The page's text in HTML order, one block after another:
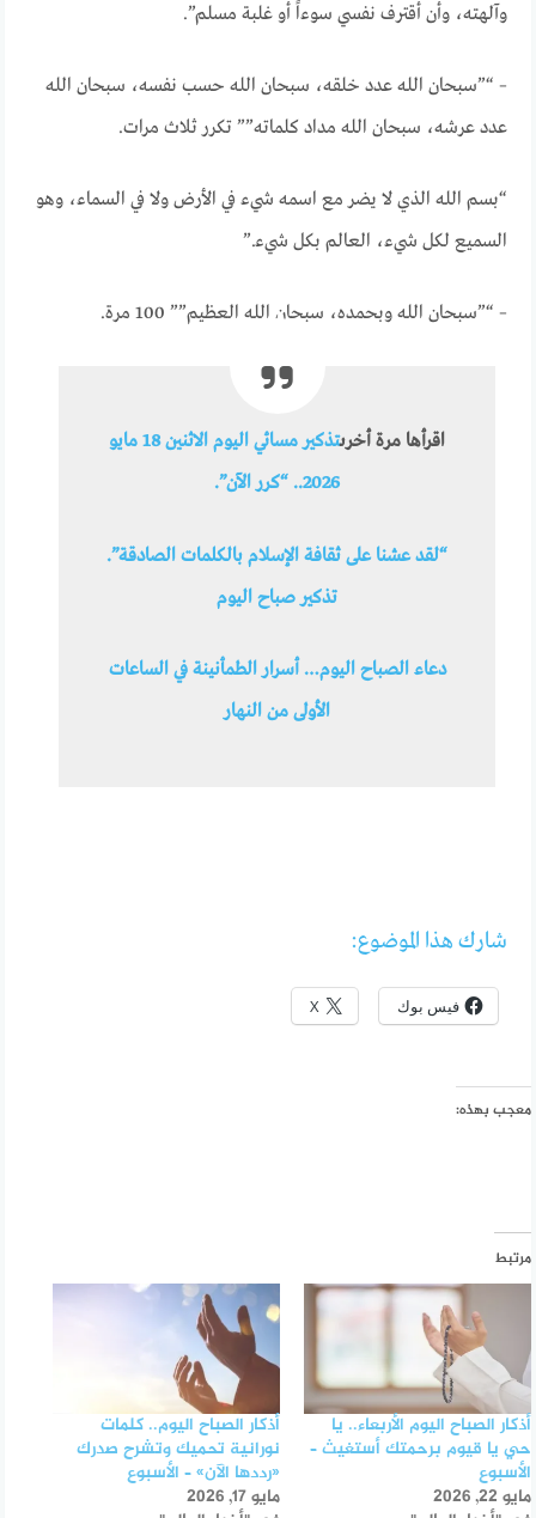
وآلهته، وأن أقترف نفسي سوءاً أو غلبة مسلم”.
– “”سبحان الله عدد خلقه، سبحان الله حسب نفسه، سبحان الله
عدد عرشه، سبحان الله مداد كلماته”” تكرر ثلاث مرات.
“بسم الله الذي لا يضر مع اسمه شيء في الأرض ولا في السماء، وهو
السميع لكل شيء، العالم بكل شيء.”
– “”سبحان الله وبحمده، سبحان الله العظيم”” 100 مرة.
اقرأها مرة أخرى
تذكير مسائي اليوم الاثنين 18 مايو
2026.. “كرر الآن”.
“لقد عشنا على ثقافة الإسلام بالكلمات الصادقة”.
تذكير صباح اليوم
دعاء الصباح اليوم… أسرار الطمأنينة في الساعات
الأولى من النهار
شارك هذا الموضوع:
فيس بوك X
معجب بهذه:
مرتبط
أذكار الصباح اليوم الأربعاء.. يا
حي يا قيوم برحمتك أستغيث –
الأسبوع
مايو 22, 2026
أذكار الصباح اليوم.. كلمات
نورانية تحميك وتشرح صدرك
«رددها الآن» – الأسبوع
مايو 17, 2026